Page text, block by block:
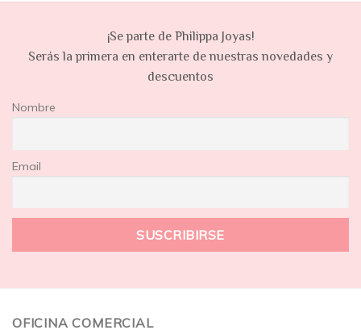
¡Se parte de Philippa Joyas!
Serás la primera en enterarte de nuestras novedades y
descuentos
Nombre
Email
OFICINA COMERCIAL